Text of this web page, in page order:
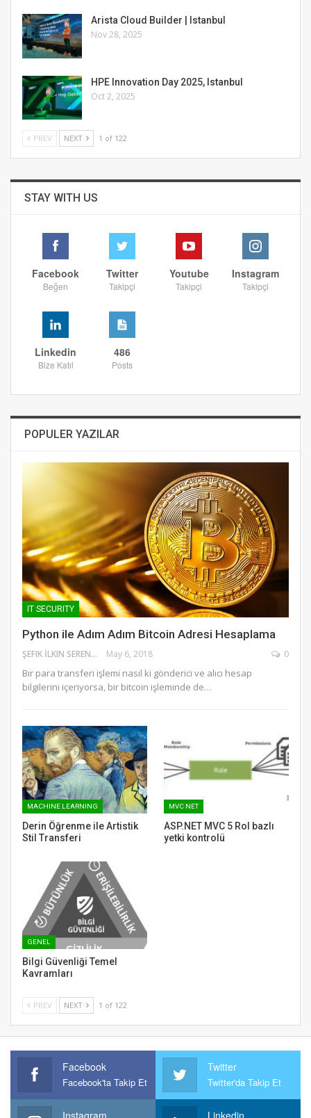
Arista Cloud Builder | Istanbul
Nov 28, 2025
HPE Innovation Day 2025, Istanbul
Oct 2, 2025
PREV NEXT 1 of 122
STAY WITH US
Facebook
Beğen
Twitter
Takipçi
Youtube
Takipçi
Instagram
Takipçi
Linkedin
Bize Katıl
486
Posts
POPULER YAZILAR
IT SECURITY
Python ile Adım Adım Bitcoin Adresi Hesaplama
ŞEFIK İLKIN SERENGIL May 6, 2018 0
Bir para transferi işlemi nasıl ki gönderici ve alıcı hesap
bilgilerini içeriyorsa, bir bitcoin işleminde de…
MACHINE LEARNING
Derin Öğrenme ile Artistik
Stil Transferi
MVC NET
ASP.NET MVC 5 Rol bazlı
yetki kontrolü
GENEL
Bilgi Güvenliği Temel
Kavramları
PREV NEXT 1 of 122
Facebook
Facebook'ta Takip Et
Twitter
Twitter'da Takip Et